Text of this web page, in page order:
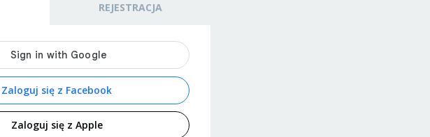
REJESTRACJA
Zaloguj się z Facebook
Zaloguj się z Apple